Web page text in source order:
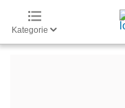
Kategorie